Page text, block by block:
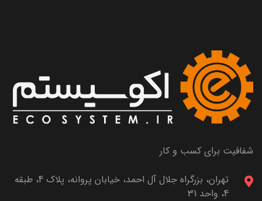
شفافیت برای کسب و کار
تهران، بزرگراه جلال آل احمد، خیابان پروانه، پلاک 4، طبقه
4، واحد 31